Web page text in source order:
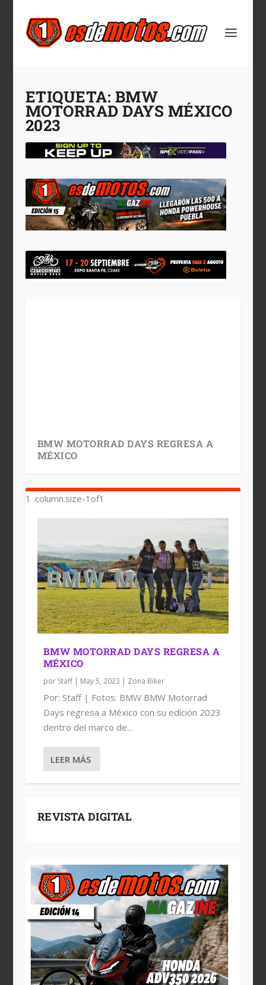
ETIQUETA: BMW
MOTORRAD DAYS MÉXICO
2023
BMW MOTORRAD DAYS REGRESA A
MÉXICO
BMW MOTORRAD DAYS REGRESA A
MÉXICO
por Staff| May 5, 2023 | Zona Biker
Por: Staff | Fotos: BMW BMW Motorrad
Days regresa a México con su edición 2023
dentro del marco de...
LEER MÁS
REVISTA DIGITAL